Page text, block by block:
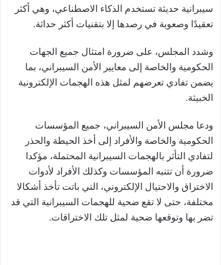
سيبرانية حديثة تستخدم الذكاء الاصطناعي، وهي أكثر
تعقيدًا وصعوبة في رصدها إلا بتقنيات أكثر حداثة.
وشدد المجلس، على ضرورة امتثال جميع الجهات
الحكومية والخاصة إلى معايير الأمن السيبراني، بما
يضمن تفادي تعرضهم لمثل هذه الهجمات الإلكترونية
الخبيثة.
ودعا مجلس الأمن السيبراني، جميع المؤسسات
الحكومية والخاصة والأفراد إلى أخذ الحيطة والحذر
لتفادي التأثر بالهجمات السيبرانية المحتملة، مؤكدا
ضرورة أن تتنبه المؤسسات وكذلك الأفراد لأدوات
الاختراق والاحتيال الإلكتروني، التي باتت تأخذ أشكالا
مختلفة، حتى لا تقع ضحية للهجمات السيبرانية التي قد
تضر بها وتوقعها ضحية لمثل تلك الاختراقات.